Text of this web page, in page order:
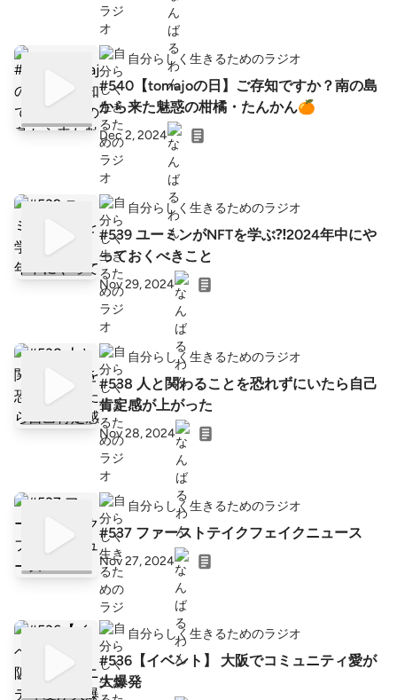
自分らしく生きるためのラジオ
#540【tomajoの日】ご存知ですか？南の島
から来た魅惑の柑橘・たんかん🍊
Dec 2, 2024
自分らしく生きるためのラジオ
#539 ユーミンがNFTを学ぶ⁈2024年中にや
っておくべきこと
Nov 29, 2024
自分らしく生きるためのラジオ
#538 人と関わることを恐れずにいたら自己
肯定感が上がった
Nov 28, 2024
自分らしく生きるためのラジオ
#537 ファーストテイクフェイクニュース
Nov 27, 2024
自分らしく生きるためのラジオ
#536【イベント】 大阪でコミュニティ愛が
大爆発